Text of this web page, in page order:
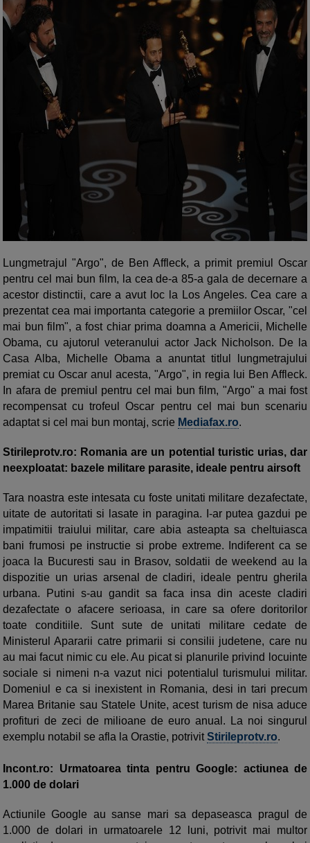
Lungmetrajul "Argo", de Ben Affleck, a primit premiul Oscar
pentru cel mai bun film, la cea de-a 85-a gala de decernare a
acestor distinctii, care a avut loc la Los Angeles. Cea care a
prezentat cea mai importanta categorie a premiilor Oscar, "cel
mai bun film", a fost chiar prima doamna a Americii, Michelle
Obama, cu ajutorul veteranului actor Jack Nicholson. De la
Casa Alba, Michelle Obama a anuntat titlul lungmetrajului
premiat cu Oscar anul acesta, "Argo", in regia lui Ben Affleck.
In afara de premiul pentru cel mai bun film, "Argo" a mai fost
recompensat cu trofeul Oscar pentru cel mai bun scenariu
adaptat si cel mai bun montaj, scrie Mediafax.ro.
Stirileprotv.ro: Romania are un potential turistic urias, dar
neexploatat: bazele militare parasite, ideale pentru airsoft
Tara noastra este intesata cu foste unitati militare dezafectate,
uitate de autoritati si lasate in paragina. I-ar putea gazdui pe
impatimitii traiului militar, care abia asteapta sa cheltuiasca
bani frumosi pe instructie si probe extreme. Indiferent ca se
joaca la Bucuresti sau in Brasov, soldatii de weekend au la
dispozitie un urias arsenal de cladiri, ideale pentru gherila
urbana. Putini s-au gandit sa faca insa din aceste cladiri
dezafectate o afacere serioasa, in care sa ofere doritorilor
toate conditiile. Sunt sute de unitati militare cedate de
Ministerul Apararii catre primarii si consilii judetene, care nu
au mai facut nimic cu ele. Au picat si planurile privind locuinte
sociale si nimeni n-a vazut nici potentialul turismului militar.
Domeniul e ca si inexistent in Romania, desi in tari precum
Marea Britanie sau Statele Unite, acest turism de nisa aduce
profituri de zeci de milioane de euro anual. La noi singurul
exemplu notabil se afla la Orastie, potrivitStirileprotv.ro.
Incont.ro: Urmatoarea tinta pentru Google: actiunea de
1.000 de dolari
Actiunile Google au sanse mari sa depaseasca pragul de
1.000 de dolari in urmatoarele 12 luni, potrivit mai multor